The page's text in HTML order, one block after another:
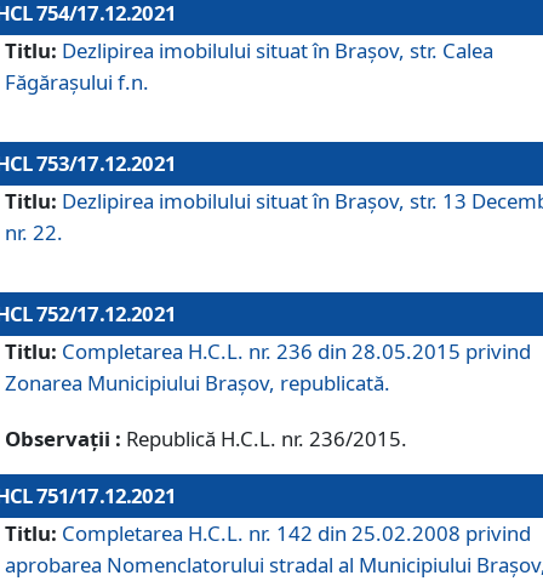
754/17.12.2021
Titlu: Dezlipirea imobilului situat în Brașov, str. Calea
Făgărașului f.n.
753/17.12.2021
Titlu: Dezlipirea imobilului situat în Brașov, str. 13
nr. 22.
752/17.12.2021
Titlu: Completarea H.C.L. nr. 236 din 28.05.2015 privind
Zonarea Municipiului Braşov, republicată.
Observații : Republică H.C.L. nr. 236/2015.
751/17.12.2021
Titlu: Completarea H.C.L. nr. 142 din 25.02.2008 privind
aprobarea Nomenclatorului stradal al Municipiului